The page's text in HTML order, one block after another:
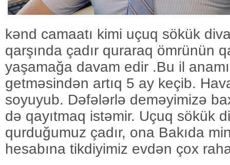
kənd camaatı kimi uçuq sökük
qarşında çadır quraraq ömrünün
yaşamağa davam edir .Bu il
getməsindən artıq 5 ay keçib.
soyuyub. Dəfələrlə deməyimizə
də qayıtmaq istəmir. Uçuq sökük
qurduğumuz çadır, ona Bakıda
hesabına tikdiyimiz evdən çox